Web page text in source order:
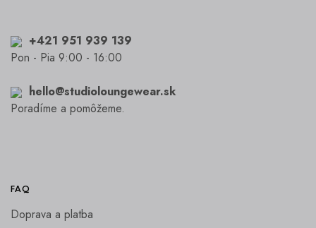
+421 951 939 139
Pon - Pia 9:00 - 16:00
hello@studioloungewear.sk
Poradíme a pomôžeme.
FAQ
Doprava a platba